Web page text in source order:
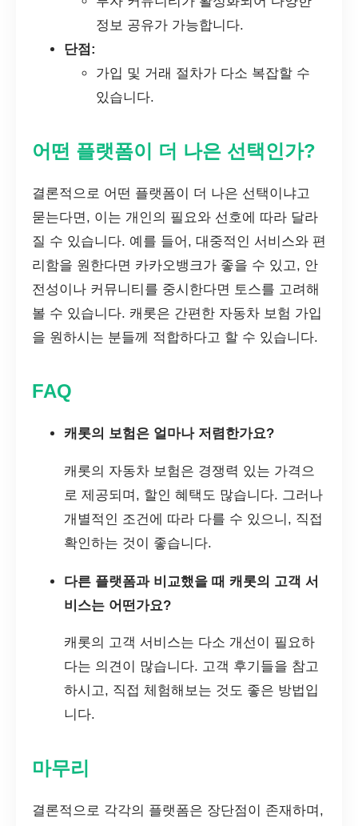
정보 공유가 가능합니다.
단점:
가입 및 거래 절차가 다소 복잡할 수
있습니다.
어떤 플랫폼이 더 나은 선택인가?
결론적으로 어떤 플랫폼이 더 나은 선택이냐고
묻는다면, 이는 개인의 필요와 선호에 따라 달라
질 수 있습니다. 예를 들어, 대중적인 서비스와 편
리함을 원한다면 카카오뱅크가 좋을 수 있고, 안
전성이나 커뮤니티를 중시한다면 토스를 고려해
볼 수 있습니다. 캐롯은 간편한 자동차 보험 가입
을 원하시는 분들께 적합하다고 할 수 있습니다.
FAQ
캐롯의 보험은 얼마나 저렴한가요?
캐롯의 자동차 보험은 경쟁력 있는 가격으
로 제공되며, 할인 혜택도 많습니다. 그러나
개별적인 조건에 따라 다를 수 있으니, 직접
확인하는 것이 좋습니다.
다른 플랫폼과 비교했을 때 캐롯의 고객 서
비스는 어떤가요?
캐롯의 고객 서비스는 다소 개선이 필요하
다는 의견이 많습니다. 고객 후기들을 참고
하시고, 직접 체험해보는 것도 좋은 방법입
니다.
마무리
결론적으로 각각의 플랫폼은 장단점이 존재하며,